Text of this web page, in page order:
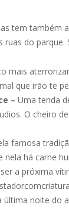
tem também
do parque.
mais
que irão te
– Uma tenda
O cheiro
famosa
nela há carne
a próxima
última noite do